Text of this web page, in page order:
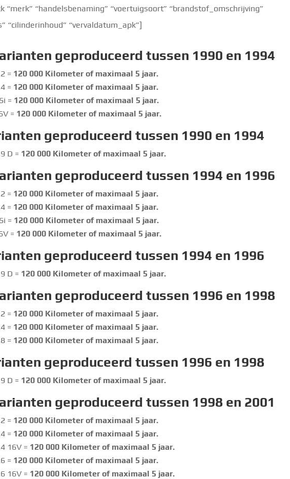
“merk” “handelsbenaming” “voertuigsoort” “brandstof_omschrijving”
“cilinderinhoud” “vervaldatum_apk”]
geproduceerd tussen 1990 en 1994
= 120 000 Kilometer of maximaal 5 jaar.
= 120 000 Kilometer of maximaal 5 jaar.
= 120 000 Kilometer of maximaal 5 jaar.
= 120 000 Kilometer of maximaal 5 jaar.
geproduceerd tussen 1990 en 1994
D = 120 000 Kilometer of maximaal 5 jaar.
geproduceerd tussen 1994 en 1996
= 120 000 Kilometer of maximaal 5 jaar.
= 120 000 Kilometer of maximaal 5 jaar.
= 120 000 Kilometer of maximaal 5 jaar.
= 120 000 Kilometer of maximaal 5 jaar.
geproduceerd tussen 1994 en 1996
D = 120 000 Kilometer of maximaal 5 jaar.
geproduceerd tussen 1996 en 1998
= 120 000 Kilometer of maximaal 5 jaar.
= 120 000 Kilometer of maximaal 5 jaar.
= 120 000 Kilometer of maximaal 5 jaar.
geproduceerd tussen 1996 en 1998
D = 120 000 Kilometer of maximaal 5 jaar.
geproduceerd tussen 1998 en 2001
= 120 000 Kilometer of maximaal 5 jaar.
= 120 000 Kilometer of maximaal 5 jaar.
16V = 120 000 Kilometer of maximaal 5 jaar.
= 120 000 Kilometer of maximaal 5 jaar.
16V = 120 000 Kilometer of maximaal 5 jaar.